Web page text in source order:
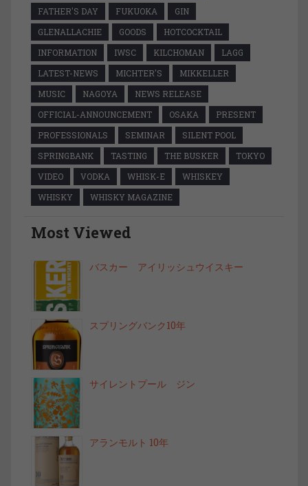
FATHER'S DAY
FUKUOKA
GIN
GLENALLACHIE
GOODS
HOTCOCKTAIL
INFORMATION
IWSC KILCHOMAN
LAGG
LATEST-NEWS
MICHTER'S
MIKKELLER
MUSIC
NAGOYA
NEWS RELEASE
OFFICIAL-ANNOUNCEMENT
OSAKA
PRESENT
PROFESSIONALS
SEMINAR
SILENT POOL
SPRINGBANK
TASTING THE BUSKER
TOKYO
VIDEO
VODKA WHISK-E
WHISKEY
WHISKY
WHISKY MAGAZINE
Most Viewed
バスカー アイリッシュウイスキー
スプリングバンク10年
サイレントプール ジン
アランモルト 10年